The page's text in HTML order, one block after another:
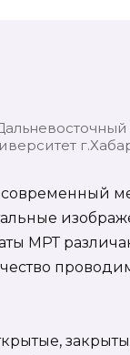
современный
МРТ